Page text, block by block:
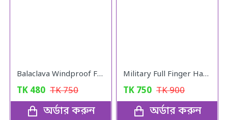
Balaclava Windproof Full Face Mask (Khaki)
TK 480 TK750
অর্ডার করুন
Military Full Finger Hand Gloves Olive
TK 750 TK900
অর্ডার করুন